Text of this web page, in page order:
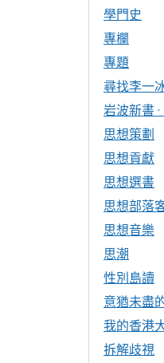
學門史
專欄
專題
尋找李一
岩波新書
思想策劃
思想貢獻
思想選書
思想部落
思想音樂
思潮
性別島讀
意猶未盡
我的香港
拆解歧視